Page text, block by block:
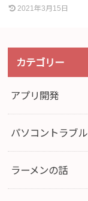
2021年3月15日
カテゴリー
アプリ開発
パソコントラブル
ラーメンの話